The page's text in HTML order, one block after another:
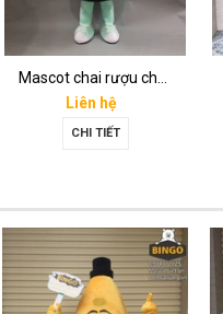
Mascot chai rượu champagne dom perignon
Liên hệ
CHI TIẾT